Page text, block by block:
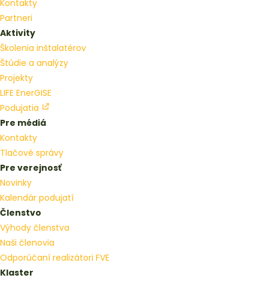
Kontakty
Partneri
Aktivity
Školenia inštalatérov
Štúdie a analýzy
Projekty
LIFE EnerGISE
Podujatia
Pre médiá
Kontakty
Tlačové správy
Pre verejnosť
Novinky
Kalendár podujatí
Členstvo
Výhody členstva
Naši členovia
Odporúčaní realizátori FVE
Klaster